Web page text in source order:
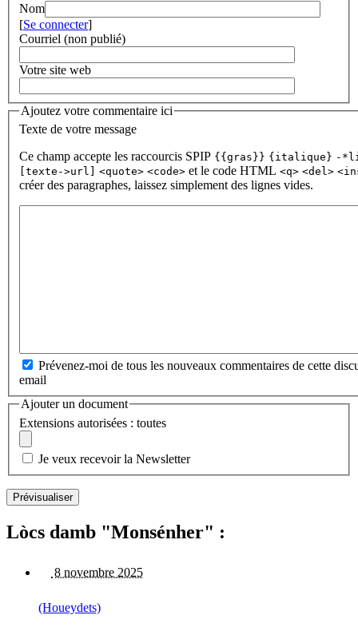
Nom
[Se connecter]
Courriel (non publié)
Votre site web
Ajoutez votre commentaire ici
Texte de votre message
Ce champ accepte les raccourcis SPIP {{gras}} {italique} -
[texte->url]
<quote> <code> et le code HTML <q> <del>
créer des paragraphes, laissez simplement des lignes vides.
Prévenez-moi de tous les nouveaux commentaires de cette
email
Ajouter un document
Extensions autorisées : toutes
Je veux recevoir la Newsletter
Lòcs damb "Monsénher" :
8 novembre 2025
(Houeydets)